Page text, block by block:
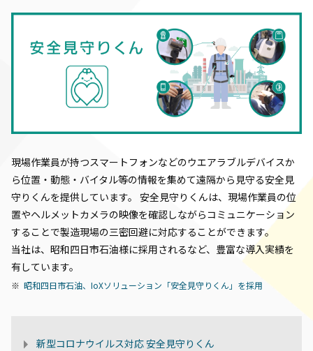
現場作業員が持つスマートフォンなどのウエアラブルデバイスか
ら位置・動態・バイタル等の情報を集めて遠隔から見守る安全見
守りくんを提供しています。 安全見守りくんは、現場作業員の位
置やヘルメットカメラの映像を確認しながらコミュニケーション
することで製造現場の三密回避に対応することができます。
当社は、昭和四日市石油様に採用されるなど、豊富な導入実績を
有しています。
昭和四日市石油、IoXソリューション「安全見守りくん」を採用
新型コロナウイルス対応 安全見守りくん